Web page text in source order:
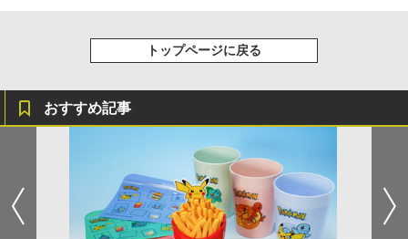
トップページに戻る
おすすめ記事